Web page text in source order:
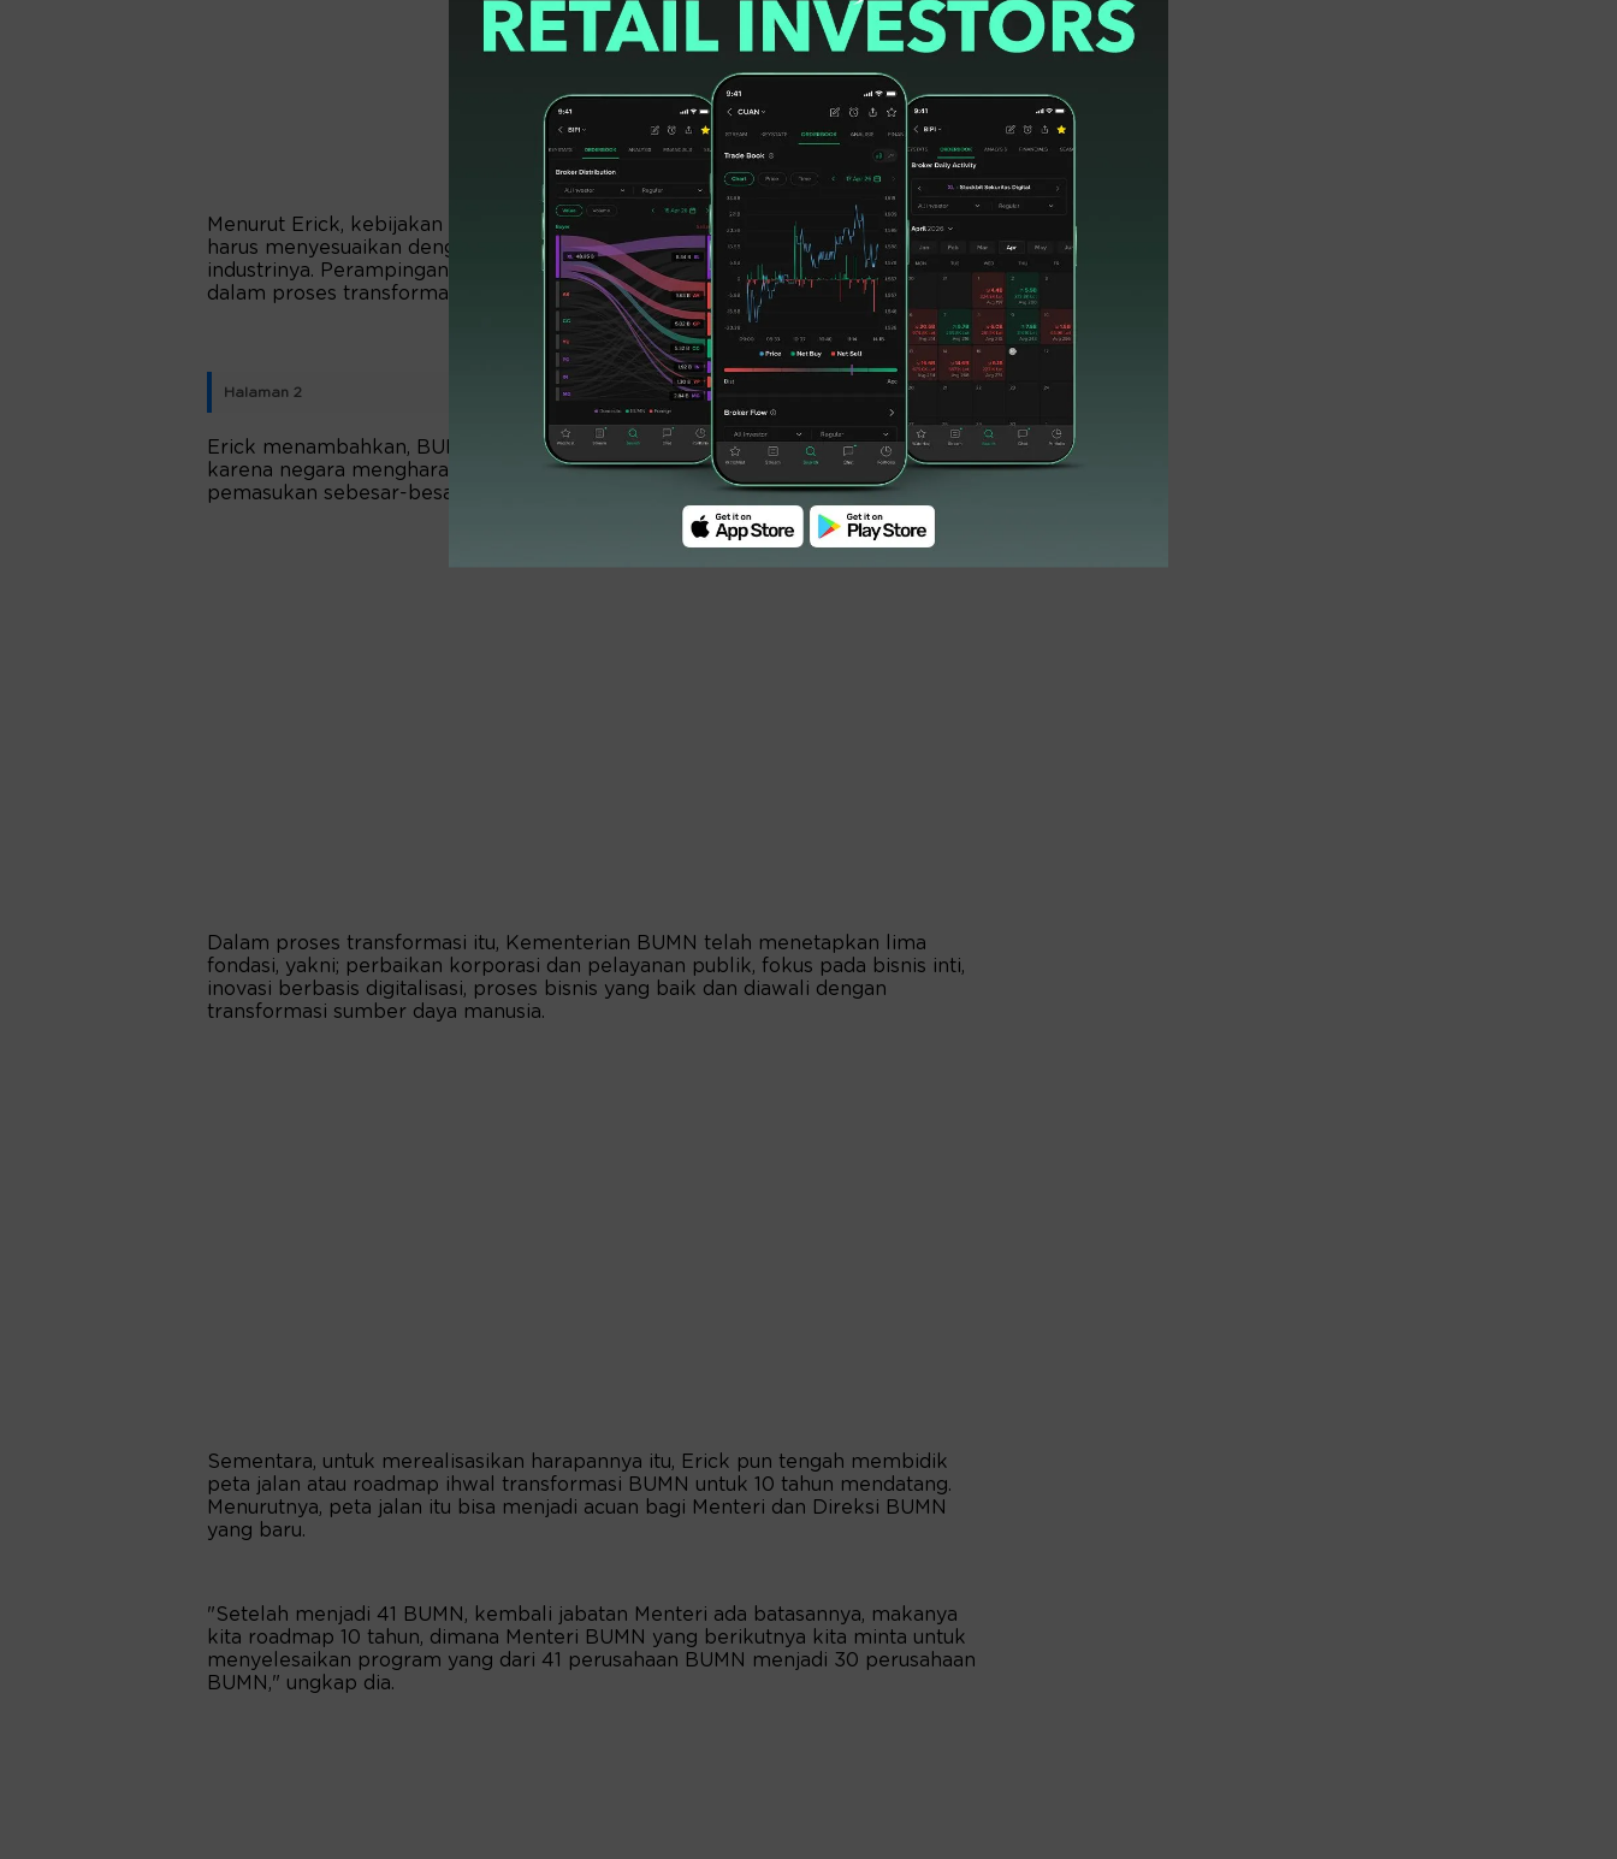
Menurut Erick, kebijakan perampingan sangat mungkin diambil karena BUMN
harus menyesuaikan dengan situasi dan kondisi terkini dari masing-masing
industrinya. Perampingan BUMN ini merupakan salah satu langkah strategis
dalam proses transformasi yang sedang berlangsung sejak dua tahun terakhir.
Halaman 2
Erick menambahkan, BUMN harus bertransformasi terutama dalam model bisnis,
karena negara mengharapkan perusahaan plat merah dapat memberikan
pemasukan sebesar-besarnya.
Dalam proses transformasi itu, Kementerian BUMN telah menetapkan lima
fondasi, yakni; perbaikan korporasi dan pelayanan publik, fokus pada bisnis inti,
inovasi berbasis digitalisasi, proses bisnis yang baik dan diawali dengan
transformasi sumber daya manusia.
Sementara, untuk merealisasikan harapannya itu, Erick pun tengah membidik
peta jalan atau roadmap ihwal transformasi BUMN untuk 10 tahun mendatang.
Menurutnya, peta jalan itu bisa menjadi acuan bagi Menteri dan Direksi BUMN
yang baru.
"Setelah menjadi 41 BUMN, kembali jabatan Menteri ada batasannya, makanya
kita roadmap 10 tahun, dimana Menteri BUMN yang berikutnya kita minta untuk
menyelesaikan program yang dari 41 perusahaan BUMN menjadi 30 perusahaan
BUMN," ungkap dia.